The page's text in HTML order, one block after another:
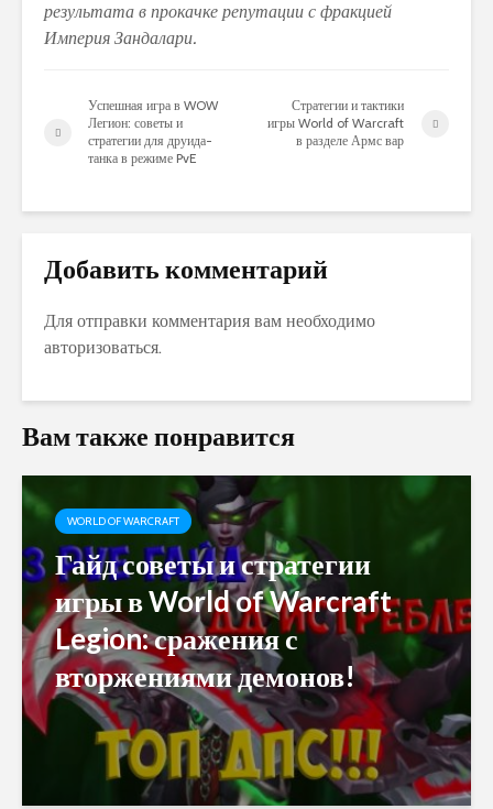
результата в прокачке репутации с фракцией
Империя Зандалари.
Успешная игра в WOW
Легион: советы и
стратегии для друида-
танка в режиме PvE
Стратегии и тактики
игры World of Warcraft
в разделе Армс вар
Добавить комментарий
Для отправки комментария вам необходимо
авторизоваться.
Вам также понравится
WORLD OF WARCRAFT
Гайд советы и стратегии
игры в World of Warcraft
Legion: сражения с
вторжениями демонов!